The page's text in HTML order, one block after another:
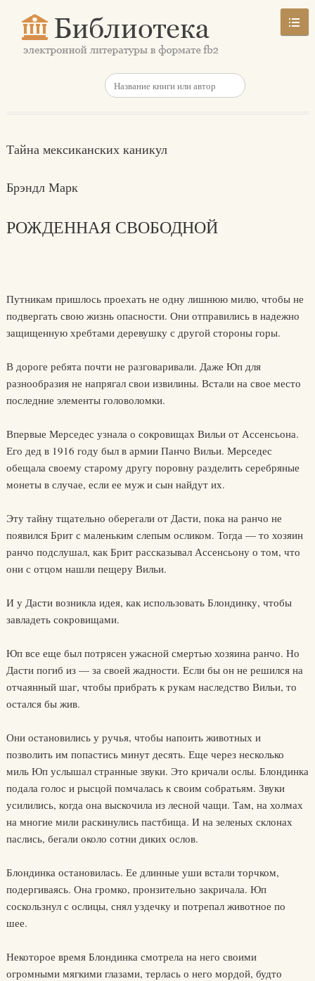
Тайна мексиканских каникул
Брэндл Марк
РОЖДЕННАЯ СВОБОДНОЙ
Путникам пришлось проехать не одну лишнюю милю, чтобы не
подвергать свою жизнь опасности. Они отправились в надежно
защищенную хребтами деревушку с другой стороны горы.
В дороге ребята почти не разговаривали. Даже Юп для
разнообразия не напрягал свои извилины. Встали на свое место
последние элементы головоломки.
Впервые Мерседес узнала о сокровищах Вильи от Ассенсьона.
Его дед в 1916 году был в армии Панчо Вильи. Мерседес
обещала своему старому другу поровну разделить серебряные
монеты в случае, если ее муж и сын найдут их.
Эту тайну тщательно оберегали от Дасти, пока на ранчо не
появился Брит с маленьким слепым осликом. Тогда — то хозяин
ранчо подслушал, как Брит рассказывал Ассенсьону о том, что
они с отцом нашли пещеру Вильи.
И у Дасти возникла идея, как использовать Блондинку, чтобы
завладеть сокровищами.
Юп все еще был потрясен ужасной смертью хозяина ранчо. Но
Дасти погиб из — за своей жадности. Если бы он не решился на
отчаянный шаг, чтобы прибрать к рукам наследство Вильи, то
остался бы жив.
Они остановились у ручья, чтобы напоить животных и
позволить им попастись минут десять. Еще через несколько
миль Юп услышал странные звуки. Это кричали ослы. Блондинка
подала голос и рысцой помчалась к своим собратьям. Звуки
усилились, когда она выскочила из лесной чащи. Там, на холмах
на многие мили раскинулись пастбища. И на зеленых склонах
паслись, бегали около сотни диких ослов.
Блондинка остановилась. Ее длинные уши встали торчком,
подергиваясь. Она громко, пронзительно закричала. Юп
соскользнул с ослицы, снял уздечку и потрепал животное по
шее.
Некоторое время Блондинка смотрела на него своими
огромными мягкими глазами, терлась о него мордой, будто